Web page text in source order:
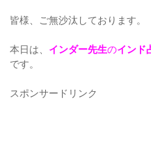
皆様、ご無沙汰しております。
本日は、 インダー先生のインド
です。
スポンサードリンク